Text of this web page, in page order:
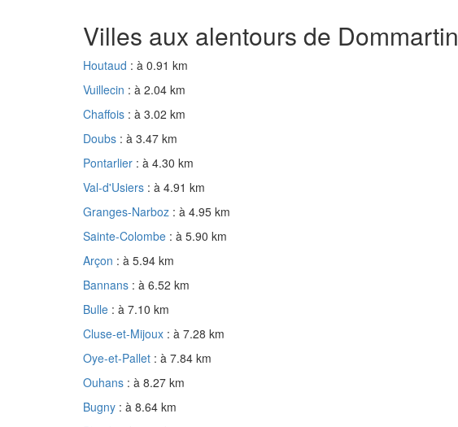
Villes aux alentours de Dommartin
Houtaud : à 0.91 km
Vuillecin : à 2.04 km
Chaffois : à 3.02 km
Doubs : à 3.47 km
Pontarlier : à 4.30 km
Val-d'Usiers : à 4.91 km
Granges-Narboz : à 4.95 km
Sainte-Colombe : à 5.90 km
Arçon : à 5.94 km
Bannans : à 6.52 km
Bulle : à 7.10 km
Cluse-et-Mijoux : à 7.28 km
Oye-et-Pallet : à 7.84 km
Ouhans : à 8.27 km
Bugny : à 8.64 km